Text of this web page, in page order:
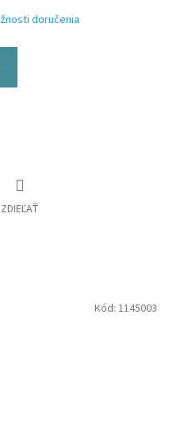
doručenia
ZDIEĽAŤ
Kód: 1145003